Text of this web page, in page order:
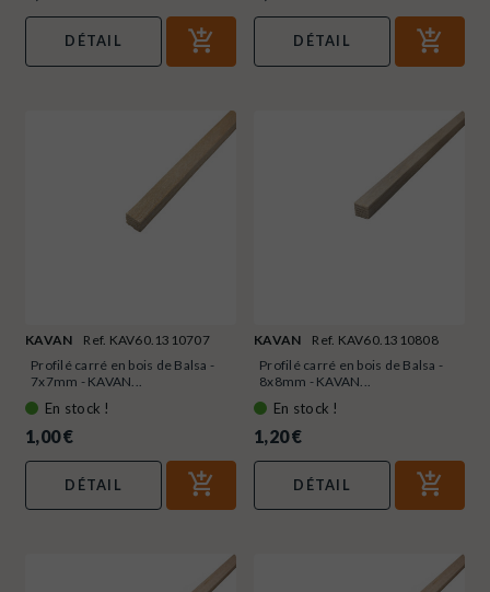
DÉTAIL DÉTAIL
KAVAN
Ref. KAV60.1310707
Profilé carré en bois de Balsa -
7x7mm - KAVAN...
En stock !
1,00 €
DÉTAIL
KAVAN
Ref. KAV60.1310808
Profilé carré en bois de Balsa -
8x8mm - KAVAN...
En stock !
1,20 €
DÉTAIL